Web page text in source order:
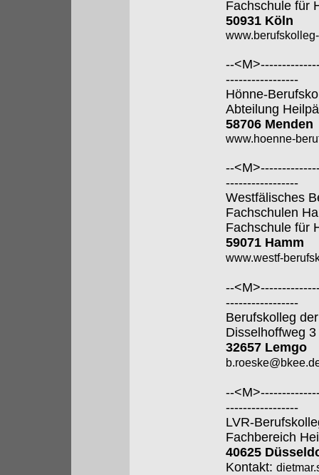
Fachschule für
50931 Köln
--
-----------------
Hönne-
Abteilung
58706 Menden
www.hoenne-
--
-----------------
Westfälisches
Fachschulen
Fachschule für
59071 Hamm
www.westf-
--
-----------------
Berufskolleg
Disselhoffweg 3
32657 Lemgo
--
-----------------
LVR-
Fachbereich
40625
Kontakt: